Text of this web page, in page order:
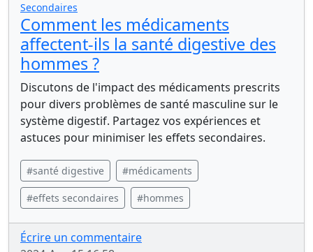
Secondaires
Comment les médicaments
affectent-ils la santé digestive des
hommes ?
Discutons de l'impact des médicaments prescrits
pour divers problèmes de santé masculine sur le
système digestif. Partagez vos expériences et
astuces pour minimiser les effets secondaires.
#santé digestive #médicaments
#effets secondaires #hommes
Écrire un commentaire